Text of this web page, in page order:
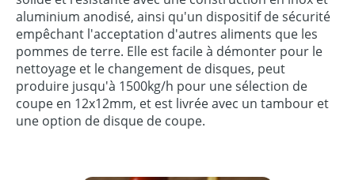
aluminium anodisé, ainsi qu'un dispositif de sécurité
empêchant l'acceptation d'autres aliments que les
pommes de terre. Elle est facile à démonter pour le
nettoyage et le changement de disques, peut
produire jusqu'à 1500kg/h pour une sélection de
coupe en 12x12mm, et est livrée avec un tambour et
une option de disque de coupe.